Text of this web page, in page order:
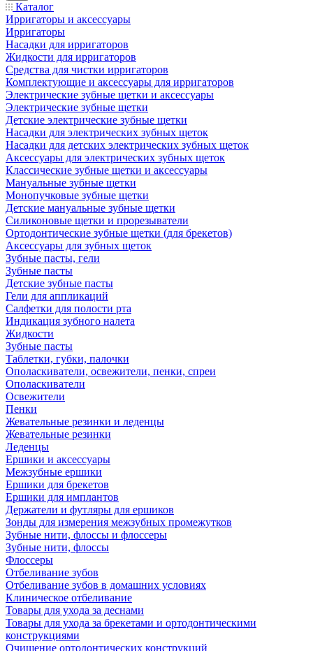
Каталог
Ирригаторы и аксессуары
Ирригаторы
Насадки для ирригаторов
Жидкости для ирригаторов
Средства для чистки ирригаторов
Комплектующие и аксессуары для ирригаторов
Электрические зубные щетки и аксессуары
Электрические зубные щетки
Детские электрические зубные щетки
Насадки для электрических зубных щеток
Насадки для детских электрических зубных щеток
Аксессуары для электрических зубных щеток
Классические зубные щетки и аксессуары
Мануальные зубные щетки
Монопучковые зубные щетки
Детские мануальные зубные щетки
Силиконовые щетки и прорезыватели
Ортодонтические зубные щетки (для брекетов)
Аксессуары для зубных щеток
Зубные пасты, гели
Зубные пасты
Детские зубные пасты
Гели для аппликаций
Салфетки для полости рта
Индикация зубного налета
Жидкости
Зубные пасты
Таблетки, губки, палочки
Ополаскиватели, освежители, пенки, спреи
Ополаскиватели
Освежители
Пенки
Жевательные резинки и леденцы
Жевательные резинки
Леденцы
Ершики и аксессуары
Межзубные ершики
Ершики для брекетов
Ершики для имплантов
Держатели и футляры для ершиков
Зонды для измерения межзубных промежутков
Зубные нити, флоссы и флоссеры
Зубные нити, флоссы
Флоссеры
Отбеливание зубов
Отбеливание зубов в домашних условиях
Клиническое отбеливание
Товары для ухода за деснами
Товары для ухода за брекетами и ортодонтическими
конструкциями
Очищение ортодонтических конструкций